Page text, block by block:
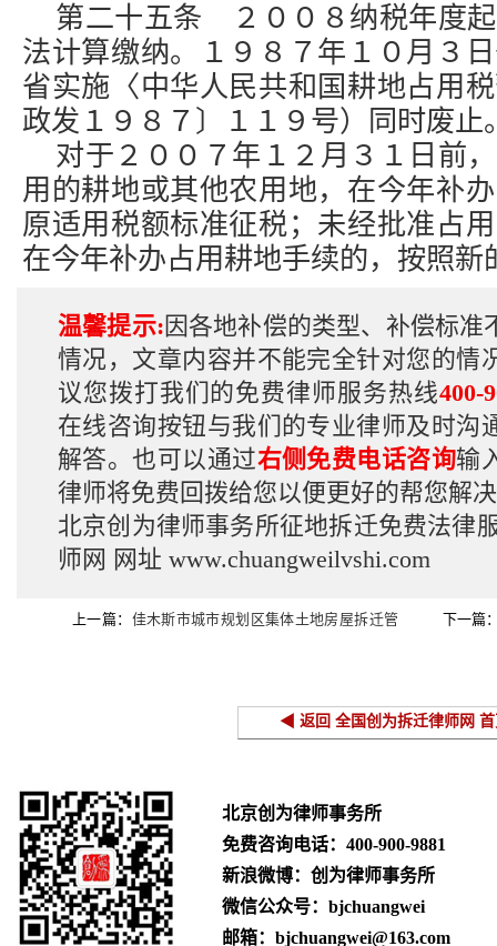
第二十五条 ２００８纳税年度
法计算缴纳。１９８７年１０月３
省实施〈中华人民共和国耕地占用
政发１９８７〕１１９号）同时废止
对于２００７年１２月３１日前
用的耕地或其他农用地，在今年补
原适用税额标准征税；未经批准占
在今年补办占用耕地手续的，按照新
温馨提示:因各地补偿的类型、补偿标准
情况，文章内容并不能完全针对您的情
议您拨打我们的免费律师服务热线400-
在线咨询按钮与我们的专业律师及时沟
解答。也可以通过右侧免费电话咨询输
律师将免费回拨给您以便更好的帮您解
北京创为律师事务所征地拆迁免费法律
师网 网址 www.chuangweilvshi.com
上一篇： 佳木斯市城市规划区集体土地房屋拆迁管 下一篇
◀ 返回 全国创为拆迁律师网
北京创为律师事务所
免费咨询电话： 400-900-9881
新浪微博：创为律师事务所
微信公众号：bjchuangwei
邮箱：bjchuangwei@163.com